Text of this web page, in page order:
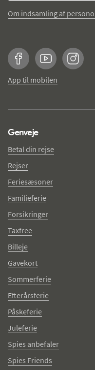
Om indsamling af
FacebookYouTube
App til mobilen
Genveje
Betal din rejse
Rejser
Feriesæsoner
Familieferie
Forsikringer
Taxfree
Billeje
Gavekort
Sommerferie
Efterårsferie
Påskeferie
Juleferie
Spies anbefaler
Spies Friends